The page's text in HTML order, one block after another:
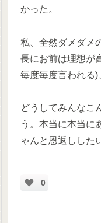
かった。
私、全然ダメダメ
長にお前は理想が
毎度毎度言われる)
どうしてみんなこ
う。本当に本当に
ゃんと恩返しした
0